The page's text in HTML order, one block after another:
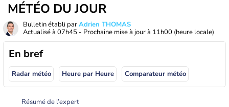
MÉTÉO DU JOUR
Bulletin établi parAdrien THOMAS
Actualisé à 07h45 - Prochaine mise à jour à 11h00 (heure locale)
En bref
Radar météo Heure par Heure Comparateur météo
Résumé de l’expert